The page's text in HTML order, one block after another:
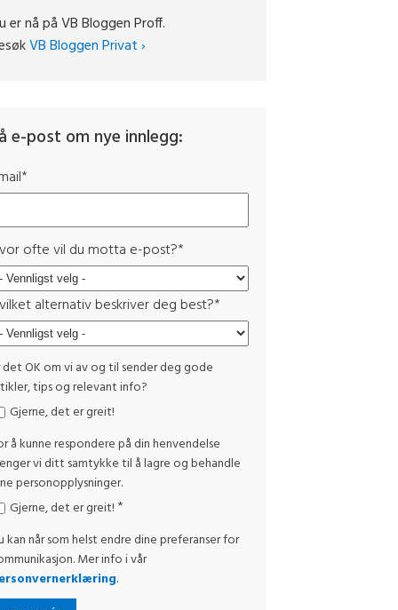
er nå på VB Bloggen Proff.
VB Bloggen Privat ›
e-post om nye innlegg:
*
ofte vil du motta e-post?*
alternativ beskriver deg best?*
det OK om vi av og til sender deg gode
tips og relevant info?
Gjerne, det er greit!
å kunne respondere på din henvendelse
vi ditt samtykke til å lagre og behandle
personopplysninger.
Gjerne, det er greit! *
kan når som helst endre dine preferanser for
Mer info i vår
.